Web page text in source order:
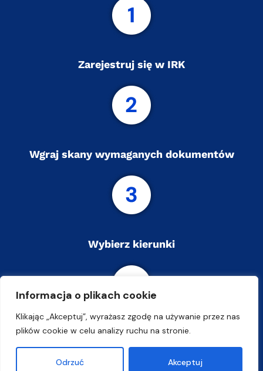
Informacja o plikach cookie
Klikając „Akceptuj”, wyrażasz zgodę na używanie przez nas
plików cookie w celu analizy ruchu na stronie.
Odrzuć Akceptuj
Zarejestruj się w IRK
Wgraj skany wymaganych dokumentów
Wybierz kierunki
Sprawdź wyniki